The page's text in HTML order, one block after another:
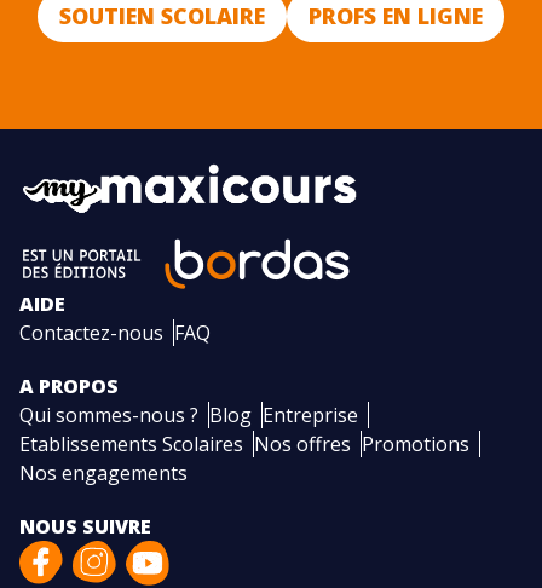
SOUTIEN SCOLAIRE PROFS EN LIGNE
AIDE
Contactez-nous FAQ
A PROPOS
Qui sommes-nous ? Blog Entreprise
Etablissements Scolaires Nos offres Promotions
Nos engagements
NOUS SUIVRE